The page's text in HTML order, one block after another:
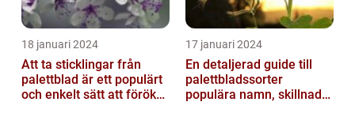
18 januari 2024
Att ta sticklingar från
palettblad är ett populärt
och enkelt sätt att föröka
17 januari 2024
En detaljerad guide till
palettbladssorter
populära namn, skillnader